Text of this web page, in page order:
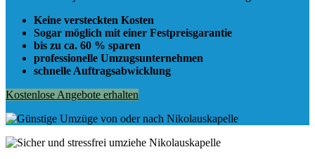
Keine versteckten Kosten
Sogar möglich mit einer Festpreisgarantie
bis zu ca. 60 % sparen
professionelle Umzugsunternehmen
schnelle Auftragsabwicklung
Kostenlose Angebote erhalten